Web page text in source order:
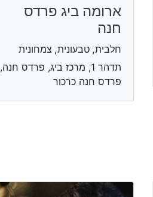
ארומה ביג פרדס
חנה
חלבית, טבעונית, צמחונית
תדהר 1, מרכז ביג, פרדס חנה,
פרדס חנה כרכור